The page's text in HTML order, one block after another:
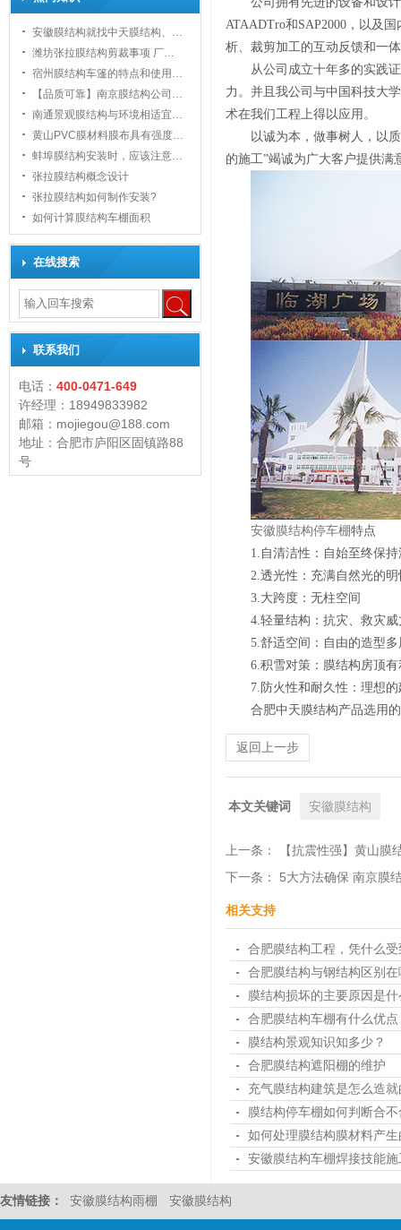
1
安徽膜结构就找中天膜结构、…
潍坊张拉膜结构剪裁事项 厂…
宿州膜结构车篷的特点和使用…
【品质可靠】南京膜结构公司…
南通景观膜结构与环境相适宜…
黄山PVC膜材料膜布具有强度…
蚌埠膜结构安装时，应该注意…
张拉膜结构概念设计
张拉膜结构如何制作安装?
如何计算膜结构车棚面积
在线搜索
联系我们
电话： 400-0471-649
许经理：18949833982
邮箱：mojiegou@188.com
地址：合肥市庐阳区固镇路88
号
ATAADTro和SAP2000，以及
析、裁剪加工的互动反馈和一
从公司成立十年多的实践
力。并且我公司与中国科技大
术在我们工程上得以应用。
以诚为本，做事树人，以
的施工”竭诚为广大客户提供满
安徽膜结构停车棚特点
1.自清洁性：自始至终保
2.透光性：充满自然光的
3.大跨度：无柱空间
4.轻量结构：抗灾、救灾威
5.舒适空间：自由的造型多
6.积雪对策：膜结构房顶
7.防火性和耐久性：理想
合肥中天膜结构产品选用
返回上一步
本文关键词 安徽膜结构
上一条：
【抗震性强】黄山膜
下一条： 5大方法确保 南京膜
相关支持
合肥膜结构工程，凭什么
合肥膜结构与钢结构区别
膜结构损坏的主要原因是什
合肥膜结构车棚有什么优点
膜结构景观知识知多少？
合肥膜结构遮阳棚的维护
充气膜结构建筑是怎么造就
膜结构停车棚如何判断合
如何处理膜结构膜材料产
安徽膜结构车棚焊接技能
友情链接： 安徽膜结构雨棚 安徽膜结构